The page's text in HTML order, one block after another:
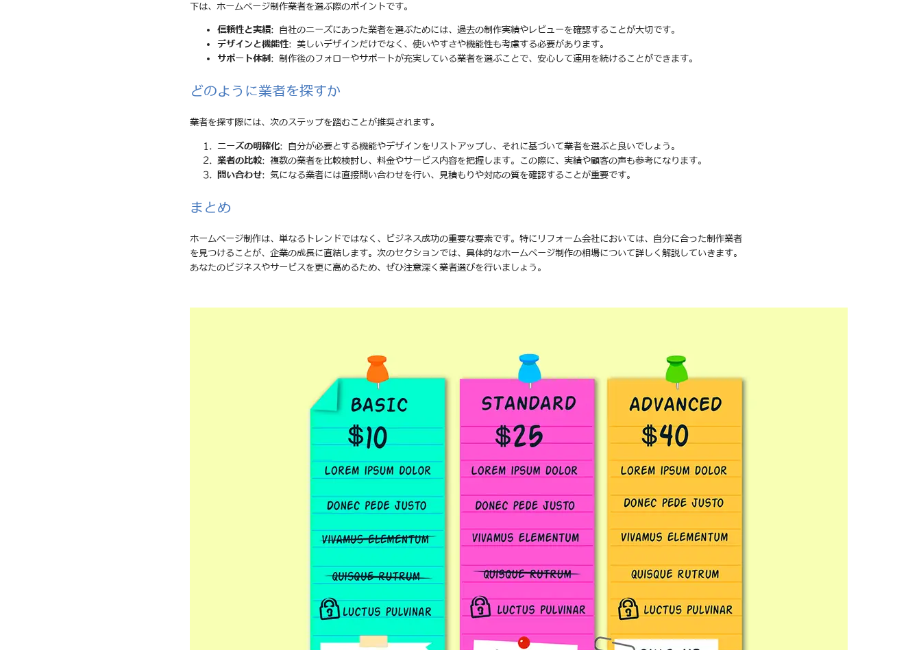
下は、ホームページ制作業者を選ぶ際のポイントです。
信頼性と実績: 自社のニーズにあった業者を選ぶためには、過去の制作実績やレビューを確認することが大切です。
デザインと機能性: 美しいデザインだけでなく、使いやすさや機能性も考慮する必要があります。
サポート体制 : 制作後のフォローやサポートが充実している業者を選ぶことで、安心して運用を続けることができます。
どのように業者を探すか
業者を探す際には、次のステップを踏むことが推奨されます。
ニーズの明確化: 自分が必要とする機能やデザインをリストアップし、それに基づいて業者を選ぶと良いでしょう。
業者の比較: 複数の業者を比較検討し、料金やサービス内容を把握します。この際に、実績や顧客の声も参考になります。
問い合わせ: 気になる業者には直接問い合わせを行い、見積もりや対応の質を確認することが重要です。
まとめ
ホームページ制作は、単なるトレンドではなく、ビジネス成功の重要な要素です。特にリフォーム会社においては、自分に合った制作業者
を見つけることが、企業の成長に直結します。次のセクションでは、具体的なホームページ制作の相場について詳しく解説していきます。
あなたのビジネスやサービスを更に高めるため、ぜひ注意深く業者選びを行いましょう。